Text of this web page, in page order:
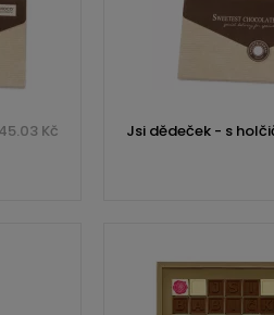
Kč Jsi dědeček - s